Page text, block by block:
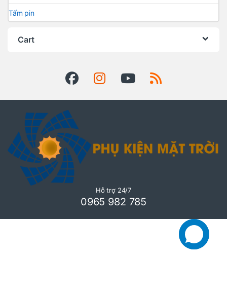
Tấm pin
Cart
Hỗ trợ 24/7
0965 982 785